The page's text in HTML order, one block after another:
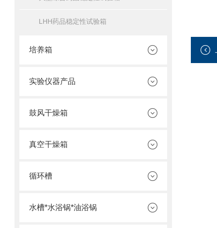
LHH药品稳定性试验箱
培养箱
实验仪器产品
鼓风干燥箱
真空干燥箱
循环槽
水槽*水浴锅*油浴锅